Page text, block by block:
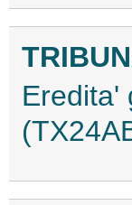
Eredita'